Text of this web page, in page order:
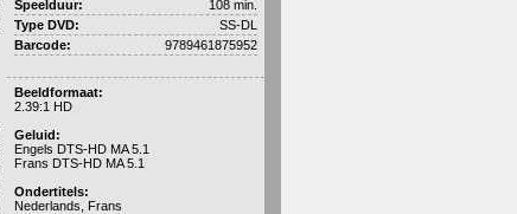
Speelduur:
108 min.
Type DVD:
SS-DL
Barcode:
9789461875952
Beeldformaat:
2.39:1 HD
Geluid:
Engels DTS-HD MA 5.1
Frans DTS-HD MA 5.1
Ondertitels:
Nederlands, Frans